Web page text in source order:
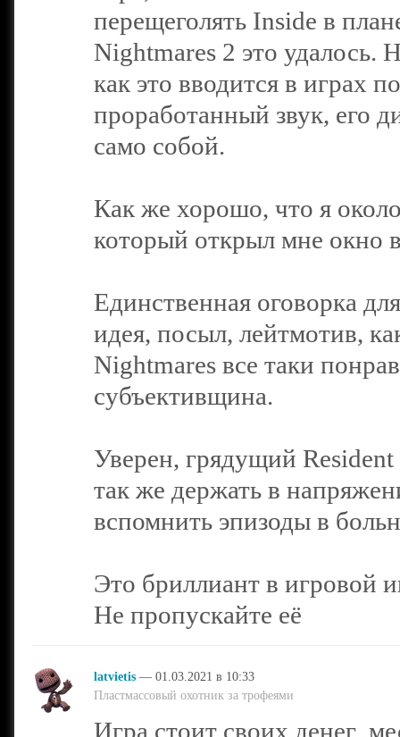
перещеголять Inside в
Nightmares 2 это удалось.
как это вводится в играх
проработанный звук, его
само собой.
Как же хорошо, что я
который открыл мне окно
Единственная оговорка
идея, посыл, лейтмотив,
Nightmares все таки
субъективщина.
Уверен, грядущий Resident
так же держать в
вспомнить эпизоды в
Это бриллиант в игровой
Не пропускайте её
latvietis— 01.03.2021 в 10:33
Пластмассовый охотник за трофеями
Игра стоит своих денег